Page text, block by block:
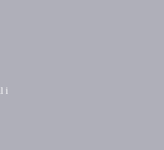
i